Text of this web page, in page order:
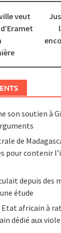
veut
son soutien à
de
pour contenir
depuis des
étude
Etat africain à
dédié aux